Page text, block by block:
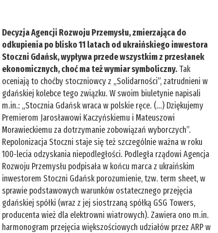
Decyzja Agencji Rozwoju Przemysłu, zmierzająca do
odkupienia po blisko 11 latach od ukraińskiego inwestora
Stoczni Gdańsk, wypływa przede wszystkim z przesłanek
ekonomicznych, choć ma też wymiar symboliczny. Tak
oceniają to choćby stoczniowcy z „Solidarności”, zatrudnieni w
gdańskiej kolebce tego związku. W swoim biuletynie napisali
m.in.: „Stocznia Gdańsk wraca w polskie ręce. (...) Dziękujemy
Premierom Jarosławowi Kaczyńskiemu i Mateuszowi
Morawieckiemu za dotrzymanie zobowiązań wyborczych”.
Repolonizacja Stoczni staje się też szczególnie ważna w roku
100-lecia odzyskania niepodległości. Podległa rządowi Agencja
Rozwoju Przemysłu podpisała w końcu marca z ukraińskim
inwestorem Stoczni Gdańsk porozumienie, tzw. term sheet, w
sprawie podstawowych warunków ostatecznego przejęcia
gdańskiej spółki (wraz z jej siostrzaną spółką GSG Towers,
producenta wież dla elektrowni wiatrowych). Zawiera ono m.in.
harmonogram przejęcia większościowych udziałów przez ARP w